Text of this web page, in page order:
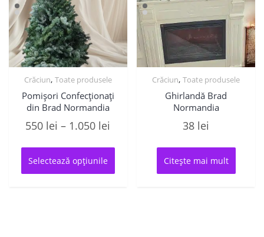
Crăciun, Toate produsele
Pomișori Confecționați
din Brad Normandia
550 lei – 1.050 lei
550 lei
Selectează opțiunile
Crăciun,Toate produsele
Ghirlandă Brad
Normandia
38 lei
Citește mai mult